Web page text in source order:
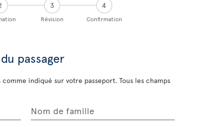
3
Révision
4
Confirmation
passager
indiqué sur votre passeport. Tous les champs
Nom de famille